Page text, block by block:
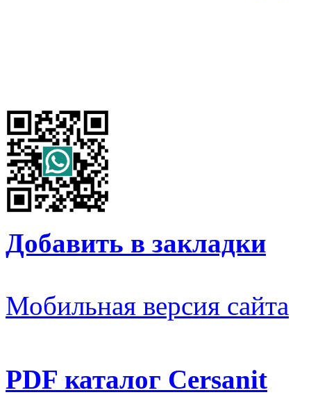
Добавить в закладки
Мобильная версия сайта
PDF каталог Cersanit